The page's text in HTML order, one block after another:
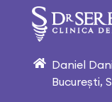
Daniel
București,